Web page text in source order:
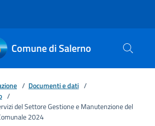
Comune di Salerno
/ Documenti e dati /
/
del Settore Gestione e Manutenzione del
2024